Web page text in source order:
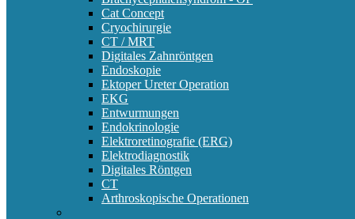
Cat Concept
Cryochirurgie
CT / MRT
Digitales Zahnröntgen
Endoskopie
Ektoper Ureter Operation
EKG
Entwurmungen
Endokrinologie
Elektroretinografie (ERG)
Elektrodiagnostik
Digitales Röntgen
CT
Arthroskopische Operationen